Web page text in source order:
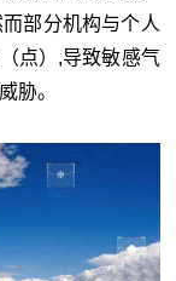
部分机构与个人
点）,导致敏感气
胁。